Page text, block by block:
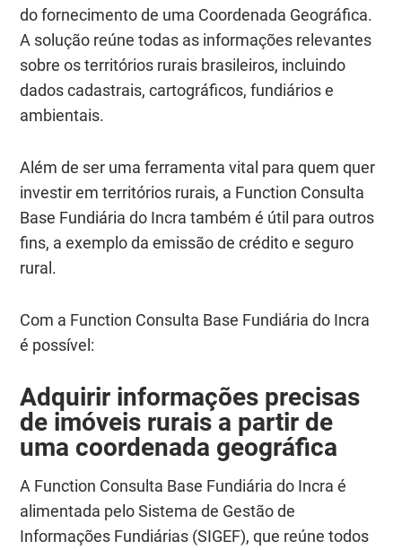
do fornecimento de uma Coordenada Geográfica.
A solução reúne todas as informações relevantes
sobre os territórios rurais brasileiros, incluindo
dados cadastrais, cartográficos, fundiários e
ambientais.
Além de ser uma ferramenta vital para quem quer
investir em territórios rurais, a Function Consulta
Base Fundiária do Incra também é útil para outros
fins, a exemplo da emissão de crédito e seguro
rural.
Com a Function Consulta Base Fundiária do Incra
é possível:
Adquirir informações precisas
de imóveis rurais a partir de
uma coordenada geográfica
A Function Consulta Base Fundiária do Incra é
alimentada pelo Sistema de Gestão de
Informações Fundiárias (SIGEF), que reúne todos